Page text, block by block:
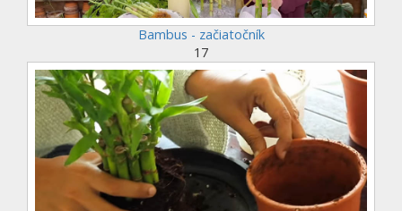
Bambus - začiatočník
17